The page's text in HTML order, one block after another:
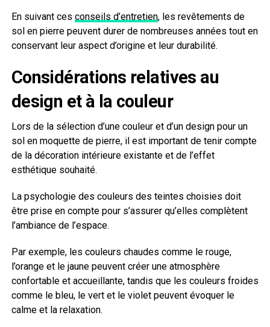
En suivant ces conseils d’entretien, les revêtements de
sol en pierre peuvent durer de nombreuses années tout en
conservant leur aspect d’origine et leur durabilité.
Considérations relatives au
design et à la couleur
Lors de la sélection d’une couleur et d’un design pour un
sol en moquette de pierre, il est important de tenir compte
de la décoration intérieure existante et de l’effet
esthétique souhaité.
La psychologie des couleurs des teintes choisies doit
être prise en compte pour s’assurer qu’elles complètent
l’ambiance de l’espace.
Par exemple, les couleurs chaudes comme le rouge,
l’orange et le jaune peuvent créer une atmosphère
confortable et accueillante, tandis que les couleurs froides
comme le bleu, le vert et le violet peuvent évoquer le
calme et la relaxation.